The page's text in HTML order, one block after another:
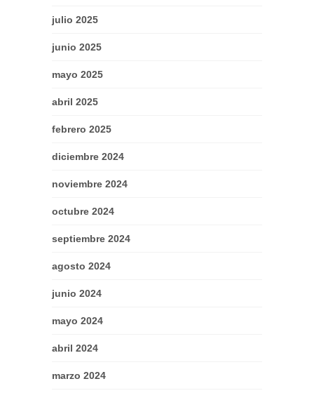
julio 2025
junio 2025
mayo 2025
abril 2025
febrero 2025
diciembre 2024
noviembre 2024
octubre 2024
septiembre 2024
agosto 2024
junio 2024
mayo 2024
abril 2024
marzo 2024